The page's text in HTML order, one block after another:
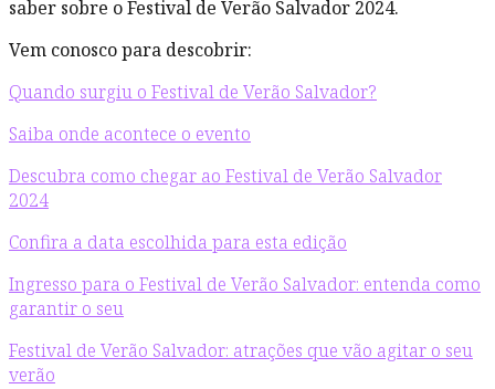
saber sobre o Festival de Verão Salvador 2024.
Vem conosco para descobrir:
Quando surgiu o Festival de Verão Salvador?
Saiba onde acontece o evento
Descubra como chegar ao Festival de Verão Salvador
2024
Confira a data escolhida para esta edição
Ingresso para o Festival de Verão Salvador: entenda como
garantir o seu
Festival de Verão Salvador: atrações que vão agitar o seu
verão